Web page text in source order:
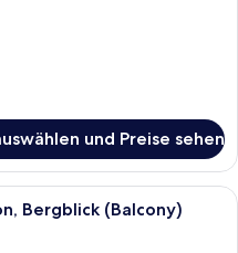
und Preise sehen
modernes Hotelzimmer mit
Bergblick (Balcony)